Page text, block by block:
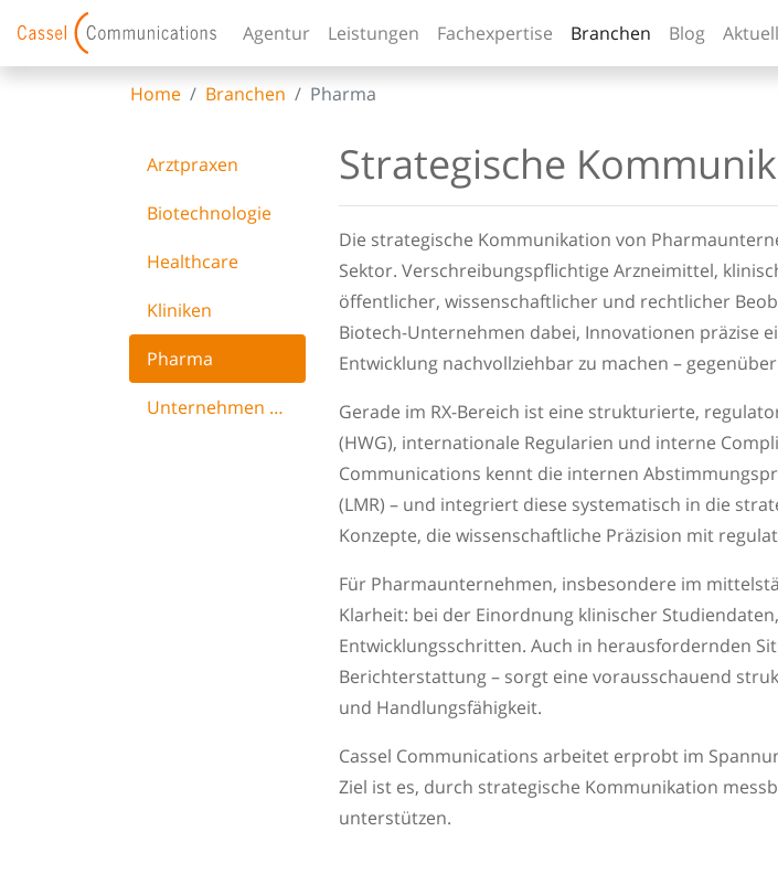
Agentur Leistungen Fachexpertise Branchen Blog
Home Branchen Pharma
Arztpraxen
Biotechnologie
Healthcare
Kliniken
Pharma
Unternehmen (KMU)
Strategische
Die strategische Kommunikation von
Sektor. Verschreibungspflichtige Arzneimittel,
öffentlicher, wissenschaftlicher und rechtlicher
Biotech-Unternehmen dabei, Innovationen präzise
Entwicklung nachvollziehbar zu machen –
Gerade im RX-Bereich ist eine strukturierte,
(HWG), internationale Regularien und interne
Communications kennt die internen
(LMR) – und integriert diese systematisch in die
Konzepte, die wissenschaftliche Präzision mit
Für Pharmaunternehmen, insbesondere im
Klarheit: bei der Einordnung klinischer
Entwicklungsschritten. Auch in herausfordernden
Berichterstattung – sorgt eine vorausschauend
und Handlungsfähigkeit.
Cassel Communications arbeitet erprobt im
Ziel ist es, durch strategische Kommunikation
unterstützen.